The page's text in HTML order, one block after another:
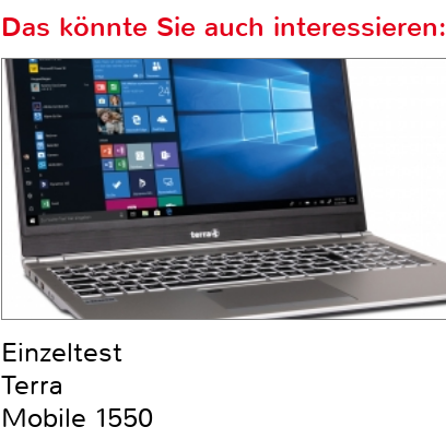
Das könnte Sie auch interessieren:
Einzeltest
Terra
Mobile 1550